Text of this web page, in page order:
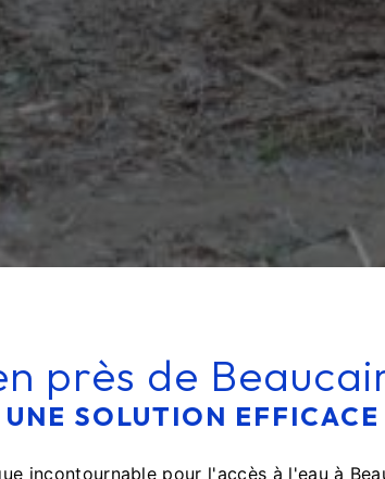
près de
SOLUTION EFFICACE
incontournable pour l'accès à l'eau à